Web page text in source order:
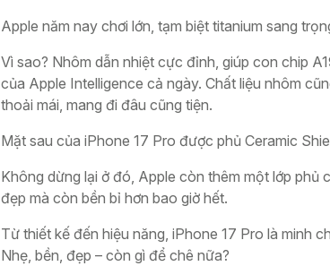
Apple năm nay chơi lớn, tạm biệt titanium sang
Vì sao? Nhôm dẫn nhiệt cực đỉnh, giúp con chip
của Apple Intelligence cả ngày. Chất liệu nhôm
thoải mái, mang đi đâu cũng tiện.
Mặt sau của iPhone 17 Pro được phủ Ceramic
Không dừng lại ở đó, Apple còn thêm một lớp
đẹp mà còn bền bỉ hơn bao giờ hết.
Từ thiết kế đến hiệu năng, iPhone 17 Pro là minh
Nhẹ, bền, đẹp – còn gì để chê nữa?